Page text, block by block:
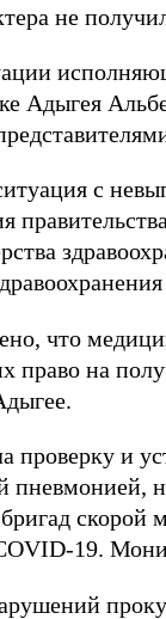
не
Адыгея
с
что
право на
проверку и
19.